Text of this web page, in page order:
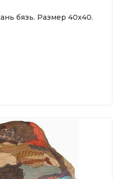
бязь. Размер 40х40.